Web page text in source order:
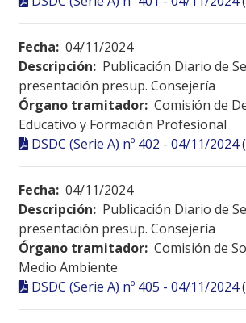
Fecha: 04/11/2024
Descripción: Publicación Diario de
presentación presup. Consejería
Órgano tramitador: Comisión de
Educativo y Formación Profesional
DSDC (Serie A) nº 402 - 04/11/2024
Fecha: 04/11/2024
Descripción: Publicación Diario de
presentación presup. Consejería
Órgano tramitador: Comisión de
Medio Ambiente
DSDC (Serie A) nº 405 - 04/11/2024